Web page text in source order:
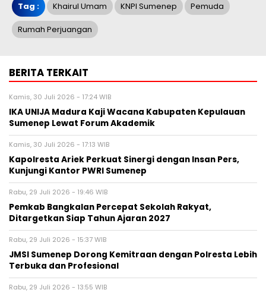
Tag : Khairul Umam KNPI Sumenep Pemuda
Rumah Perjuangan
BERITA TERKAIT
Kamis, 30 Juli 2026 - 17:24 WIB
IKA UNIJA Madura Kaji Wacana Kabupaten Kepulauan
Sumenep Lewat Forum Akademik
Kamis, 30 Juli 2026 - 17:13 WIB
Kapolresta Ariek Perkuat Sinergi dengan Insan Pers,
Kunjungi Kantor PWRI Sumenep
Rabu, 29 Juli 2026 - 19:46 WIB
Pemkab Bangkalan Percepat Sekolah Rakyat,
Ditargetkan Siap Tahun Ajaran 2027
Rabu, 29 Juli 2026 - 15:37 WIB
JMSI Sumenep Dorong Kemitraan dengan Polresta Lebih
Terbuka dan Profesional
Rabu, 29 Juli 2026 - 13:55 WIB